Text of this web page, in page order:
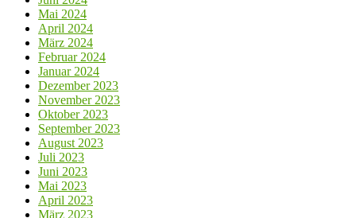
Mai 2024
April 2024
März 2024
Februar 2024
Januar 2024
Dezember 2023
November 2023
Oktober 2023
September 2023
August 2023
Juli 2023
Juni 2023
Mai 2023
April 2023
März 2023